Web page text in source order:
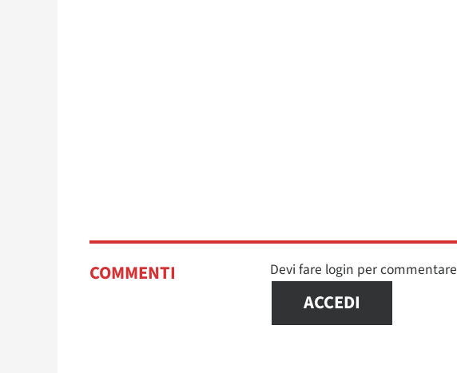
COMMENTI Devi fare login per commentare
ACCEDI